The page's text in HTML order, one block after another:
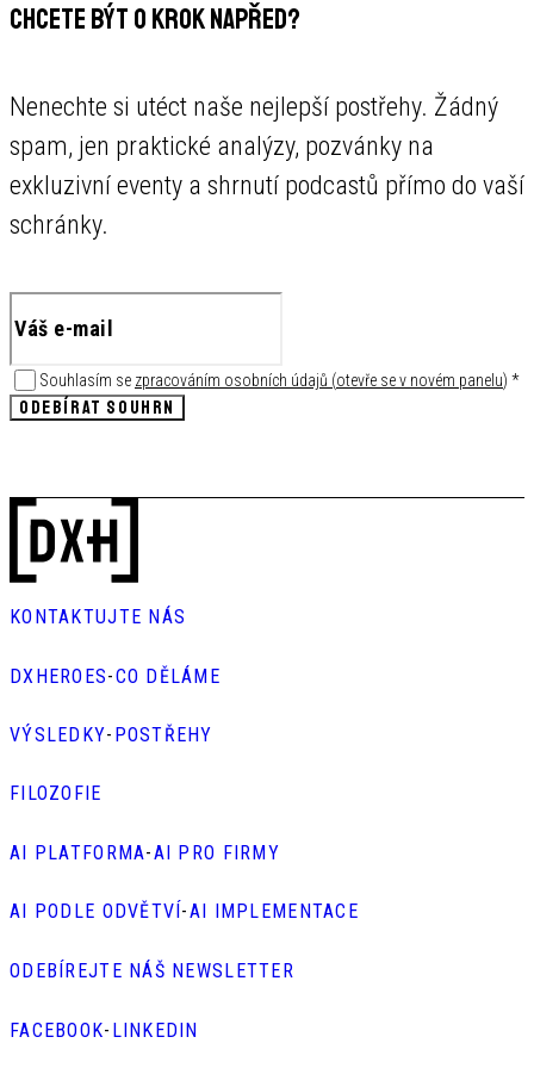
CHCETE BÝT O KROK NAPŘED?
Nenechte si utéct naše nejlepší postřehy. Žádný
spam, jen praktické analýzy, pozvánky na
exkluzivní eventy a shrnutí podcastů přímo do vaší
schránky.
Souhlasím se zpracováním osobních údajů (otevře se v novém panelu) *
ODEBÍRAT SOUHRN
KONTAKTUJTE NÁS
DXHEROES-CO DĚLÁME
VÝSLEDKY- POSTŘEHY
FILOZOFIE
AI PLATFORMA-AI PRO FIRMY
AI PODLE ODVĚTVÍ-AI IMPLEMENTACE
ODEBÍREJTE NÁŠ NEWSLETTER
FACEBOOK- LINKEDIN